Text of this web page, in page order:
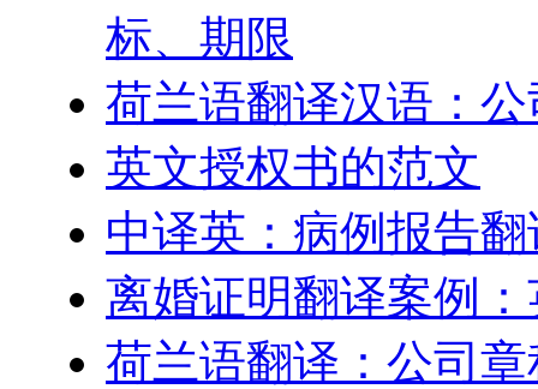
标、期限
荷兰语翻译汉语：
英文授权书的范文
中译英：病例报告
离婚证明翻译案例
荷兰语翻译：公司